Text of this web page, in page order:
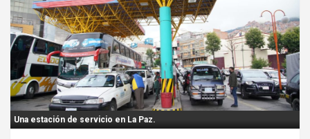
e
n
t
:
Una estación de servicio en La Paz.